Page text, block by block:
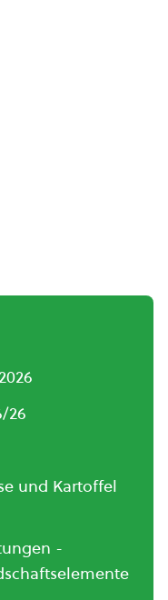
26
und Kartoffel
-